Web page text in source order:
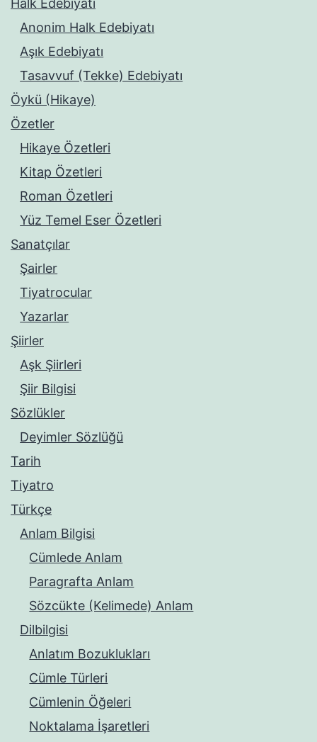
Halk Edebiyatı
Anonim Halk Edebiyatı
Aşık Edebiyatı
Tasavvuf (Tekke) Edebiyatı
Öykü (Hikaye)
Özetler
Hikaye Özetleri
Kitap Özetleri
Roman Özetleri
Yüz Temel Eser Özetleri
Sanatçılar
Şairler
Tiyatrocular
Yazarlar
Şiirler
Aşk Şiirleri
Şiir Bilgisi
Sözlükler
Deyimler Sözlüğü
Tarih
Tiyatro
Türkçe
Anlam Bilgisi
Cümlede Anlam
Paragrafta Anlam
Sözcükte (Kelimede) Anlam
Dilbilgisi
Anlatım Bozuklukları
Cümle Türleri
Cümlenin Öğeleri
Noktalama İşaretleri